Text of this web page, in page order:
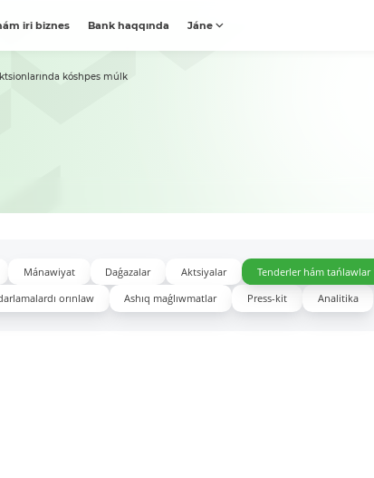
iri biznes Bank haqqında Jáne
kóshpes múlk
Mánawiyat Daǵazalar Aktsiyalar Tenderler hám tańlawlar
orınlaw Ashıq maǵlıwmatlar Press-kit Analitika